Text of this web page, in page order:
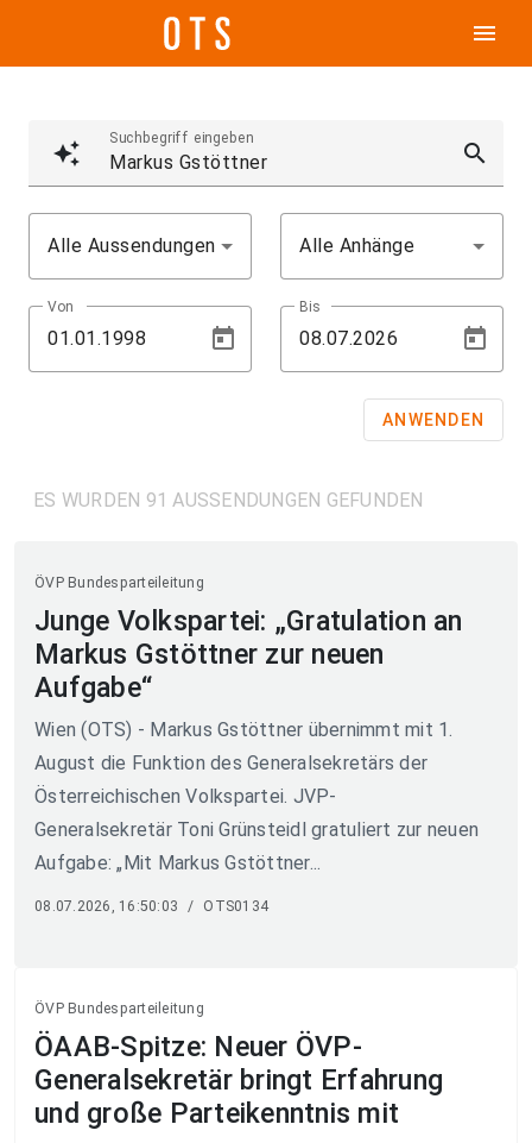
menu
auto_awesome
Suchbegriff eingeben
search
Alle Aussendungen Alle Anhänge
Von Bis
ANWENDEN
ES WURDEN 91 AUSSENDUNGEN GEFUNDEN
ÖVP Bundesparteileitung
Junge Volkspartei: „Gratulation an
Markus Gstöttner zur neuen
Aufgabe“
Wien (OTS) - Markus Gstöttner übernimmt mit 1.
August die Funktion des Generalsekretärs der
Österreichischen Volkspartei. JVP-
Generalsekretär Toni Grünsteidl gratuliert zur neuen
Aufgabe: „Mit Markus Gstöttner...
08.07.2026, 16:50:03 / OTS0134
ÖVP Bundesparteileitung
ÖAAB-Spitze: Neuer ÖVP-
Generalsekretär bringt Erfahrung
und große Parteikenntnis mit